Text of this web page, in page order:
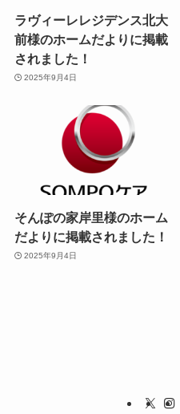
ラヴィーレレジデンス北大
前様のホームだよりに掲載
されました！
2025年9月4日
そんぽの家岸里様のホーム
だよりに掲載されました！
2025年9月4日